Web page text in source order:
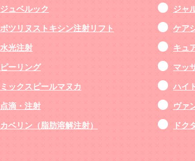
ジュベルック
ジャ
ボツリヌストキシン注射リフト
ケア
水光注射
キュ
ピーリング
マッ
ミックスピールマヌカ
ハイ
点滴・注射
ヴァ
カベリン（脂肪溶解注射）
ドク